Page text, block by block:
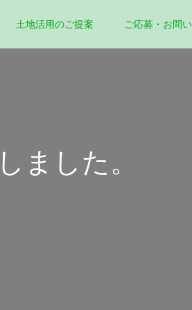
土地活用のご提案 ご応募・お問
ました。